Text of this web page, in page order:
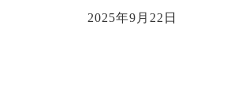
2025年9月22日